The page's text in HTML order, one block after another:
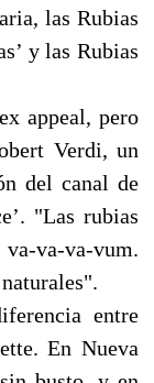
las Rubias
y las Rubias
appeal, pero
Verdi, un
del canal de
"Las rubias
va-va-vum.
entre
En Nueva